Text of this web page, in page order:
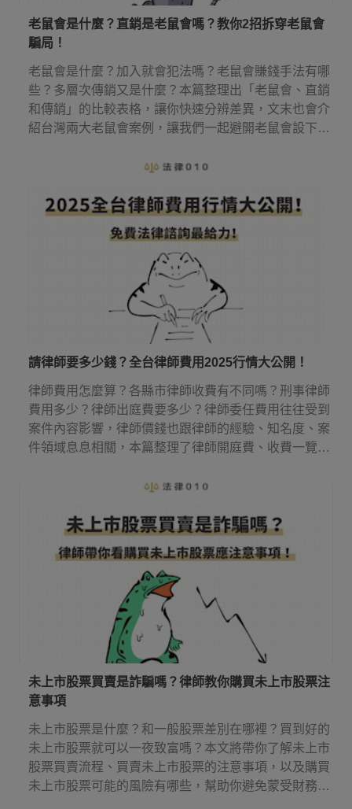
老鼠會是什麼？直銷是老鼠會嗎？教你2招拆穿老鼠會
騙局！
老鼠會是什麼？加入就會犯法嗎？老鼠會賺錢手法有哪
些？多層次傳銷又是什麼？本篇整理出「老鼠會、直銷
和傳銷」的比較表格，讓你快速分辨差異，文末也會介
紹台灣兩大老鼠會案例，讓我們一起避開老鼠會設下的
請律師要多少錢？全台律師費用2025行情大公開！
律師費用怎麼算？各縣市律師收費有不同嗎？刑事律師
費用多少？律師出庭費要多少？律師委任費用往往受到
案件內容影響，律師價錢也跟律師的經驗、知名度、案
件領域息息相關，本篇整理了律師開庭費、收費一覽表
未上市股票買賣是詐騙嗎？律師教你購買未上市股票注
意事項
未上市股票是什麼？和一般股票差別在哪裡？買到好的
未上市股票就可以一夜致富嗎？本文將帶你了解未上市
股票買賣流程、買賣未上市股票的注意事項，以及購買
未上市股票可能的風險有哪些，幫助你避免蒙受財務損